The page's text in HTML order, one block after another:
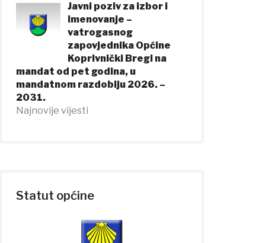
Javni poziv za izbor i
imenovanje –
vatrogasnog
zapovjednika Općine
Koprivnički Bregi na
mandat od pet godina, u
mandatnom razdoblju 2026. –
2031.
Najnovije vijesti
Statut općine